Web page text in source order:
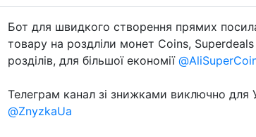
Бот для швидкого створення прямих
товару на роздліли монет Coins,
розділів, для більшої економії
Телеграм канал зі знижками виключно для
@ZnyzkaUa